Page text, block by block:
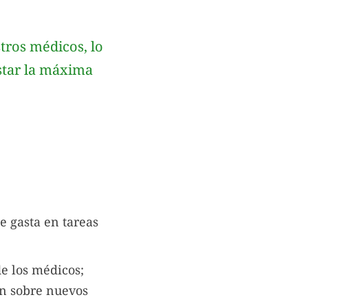
médicos, lo
la máxima
gasta en tareas
los médicos;
sobre nuevos